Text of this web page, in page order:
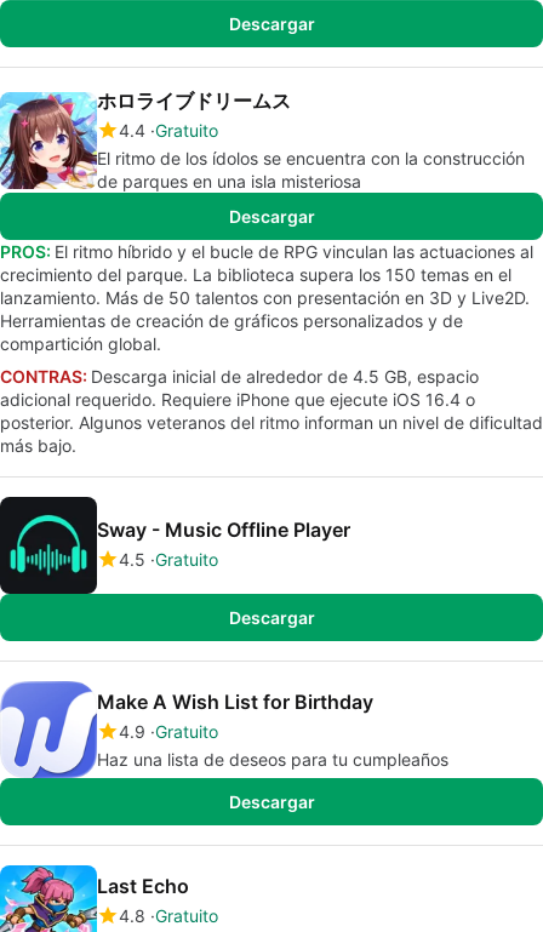
Descargar
ホロライブドリームス
4.4 Gratuito
El ritmo de los ídolos se encuentra con la construcción
de parques en una isla misteriosa
Descargar
PROS: El ritmo híbrido y el bucle de RPG vinculan las actuaciones al
crecimiento del parque. La biblioteca supera los 150 temas en el
lanzamiento. Más de 50 talentos con presentación en 3D y Live2D.
Herramientas de creación de gráficos personalizados y de
compartición global.
CONTRAS: Descarga inicial de alrededor de 4.5 GB, espacio
adicional requerido. Requiere iPhone que ejecute iOS 16.4 o
posterior. Algunos veteranos del ritmo informan un nivel de dificultad
más bajo.
Sway - Music Offline Player
4.5 Gratuito
Descargar
Make A Wish List for Birthday
4.9 Gratuito
Haz una lista de deseos para tu cumpleaños
Descargar
Last Echo
4.8 Gratuito